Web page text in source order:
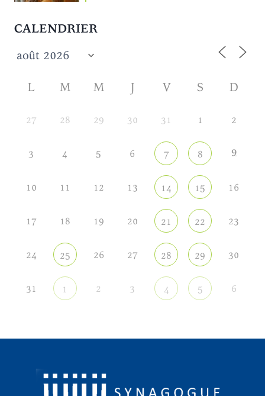
CALENDRIER
L M M J V S D
27 28 29 30 31 1 2
3 4 5 6 7 8 9
10 11 12 13 14 15 16
17 18 19 20 21 22 23
24 25 26 27 28 29 30
31 1 2 3 4 5 6